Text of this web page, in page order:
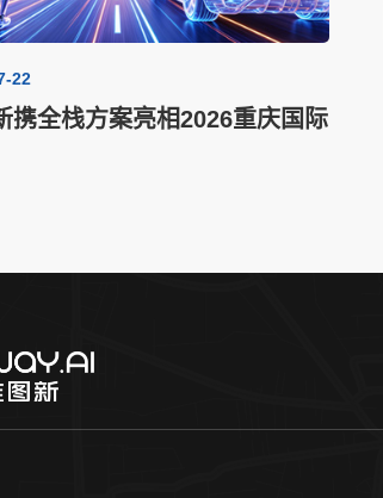
22
携全栈方案亮相2026重庆国际